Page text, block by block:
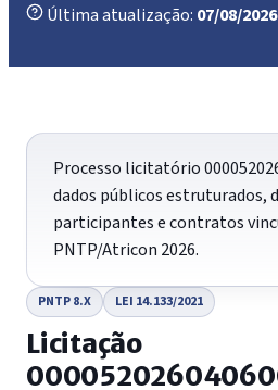
Última atualização: 07/08/2026
Processo licitatório
dados públicos estruturados,
participantes e contratos
PNTP/Atricon 2026.
PNTP 8.X LEI 14.133/2021
Licitação